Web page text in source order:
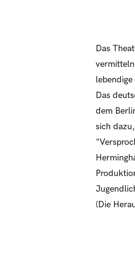
Das
Das
dem
sich
(Die